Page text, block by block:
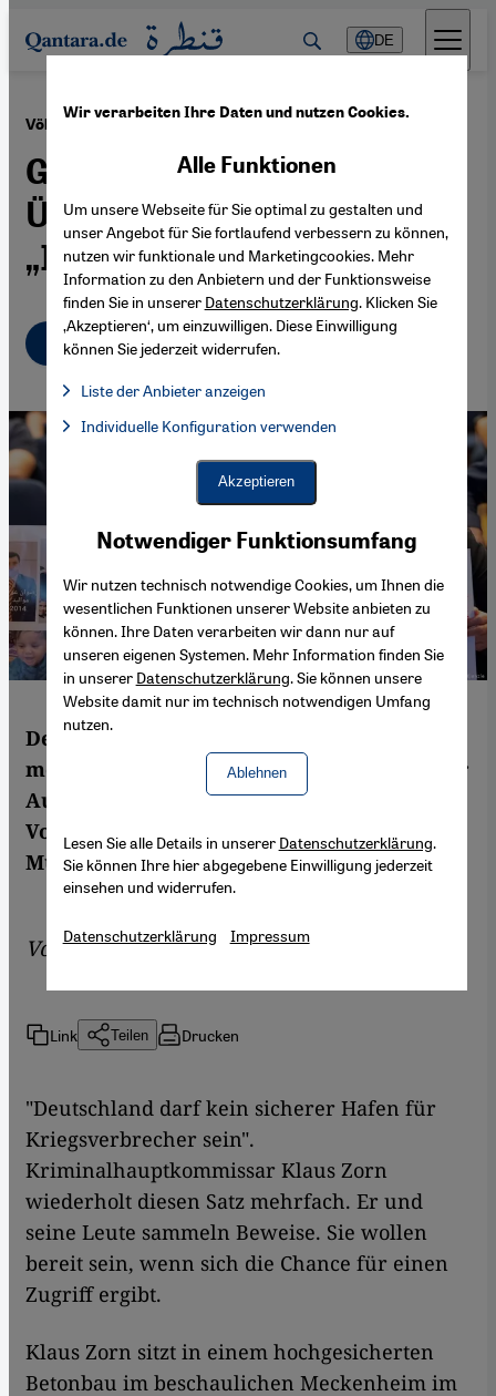
Direkt zum Inhalt springen
DE
Völkermord an den Jesiden im Irak und in Syrien ·12.08.2019
Gerechtigkeit für
Überlebende des
„Islamischen Staates“
Deutsch English عربي
Der Völkermord des IS an den Jesiden war
monströs. Deutsche Ermittler helfen bei der
Aufklärung der grausamen Verbrechen.
Vom Hunger nach Gerechtigkeit und den
Mühlen der Justiz. Von Matthias von Hein
VonMatthias von Hein
Link Teilen Drucken
"Deutschland darf kein sicherer Hafen für
Kriegsverbrecher sein".
Kriminalhauptkommissar Klaus Zorn
wiederholt diesen Satz mehrfach. Er und
seine Leute sammeln Beweise. Sie wollen
bereit sein, wenn sich die Chance für einen
Zugriff ergibt.
Klaus Zorn sitzt in einem hochgesicherten
Betonbau im beschaulichen Meckenheim im
Wir verarbeiten Ihre Daten und nutzen Cookies.
Notwendiger Funktionsumfang
Wir nutzen technisch notwendige Cookies, um Ihnen die
wesentlichen Funktionen unserer Website anbieten zu
können. Ihre Daten verarbeiten wir dann nur auf
unseren eigenen Systemen. Mehr Information finden Sie
in unserer Datenschutzerklärung. Sie können unsere
Website damit nur im technisch notwendigen Umfang
nutzen.
Ablehnen
Alle Funktionen
Um unsere Webseite für Sie optimal zu gestalten und
unser Angebot für Sie fortlaufend verbessern zu können,
nutzen wir funktionale und Marketingcookies. Mehr
Information zu den Anbietern und der Funktionsweise
finden Sie in unserer Datenschutzerklärung. Klicken Sie
‚Akzeptieren‘, um einzuwilligen. Diese Einwilligung
können Sie jederzeit widerrufen.
Liste der Anbieter anzeigen
Facebook Embed / Facebook Connect, Google Maps Embed,
Facebook Embed / Facebook Connect
Google Maps Embed
Individuelle Konfiguration verwenden
Akzeptieren
Lesen Sie alle Details in unserer Datenschutzerklärung.
Sie können Ihre hier abgegebene Einwilligung jederzeit
einsehen und widerrufen.
Datenschutzerklärung Impressum